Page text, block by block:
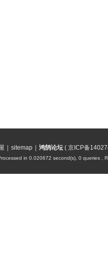
| sitemap | 鸿鹄论坛 ( 京ICP备
in 0.020672 second(s), 0 queries ,